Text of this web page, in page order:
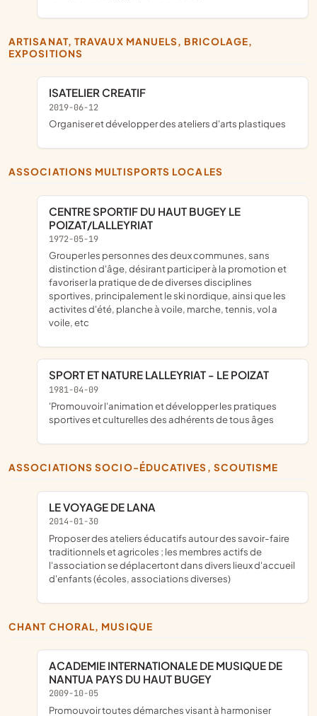
ARTISANAT, TRAVAUX MANUELS, BRICOLAGE,
EXPOSITIONS
ISATELIER CREATIF
2019-06-12
organiser et développer des ateliers d'arts plastiques
ASSOCIATIONS MULTISPORTS LOCALES
CENTRE SPORTIF DU HAUT BUGEY LE
POIZAT/LALLEYRIAT
1972-05-19
grouper les personnes des deux communes, sans
distinction d'âge, désirant participer à la promotion et
favoriser la pratique de de diverses disciplines
sportives, principalement le ski nordique, ainsi que les
activites d'été, planche à voile, marche, tennis, vol a
voile, etc
SPORT ET NATURE LALLEYRIAT - LE POIZAT
1981-04-09
'promouvoir l'animation et développer les pratiques
sportives et culturelles des adhérents de tous âges
ASSOCIATIONS SOCIO-ÉDUCATIVES, SCOUTISME
LE VOYAGE DE LANA
2014-01-30
proposer des ateliers éducatifs autour des savoir-faire
traditionnels et agricoles ; les membres actifs de
l'association se déplacertont dans divers lieux d'accueil
d'enfants (écoles, associations diverses)
CHANT CHORAL, MUSIQUE
ACADEMIE INTERNATIONALE DE MUSIQUE DE
NANTUA PAYS DU HAUT BUGEY
2009-10-05
promouvoir toutes démarches visant à harmoniser